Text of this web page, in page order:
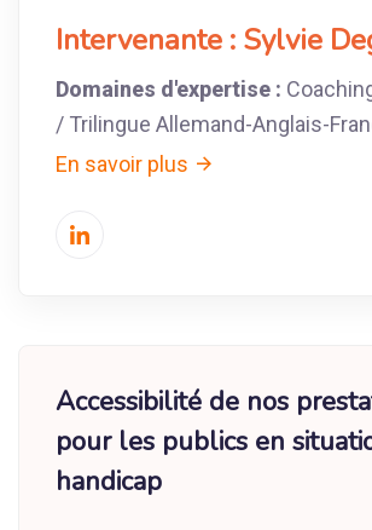
Intervenante : Sylvie
Domaines d'expertise :
/ Trilingue Allemand-Anglais-
En savoir plus
Accessibilité de nos
pour les publics en
handicap